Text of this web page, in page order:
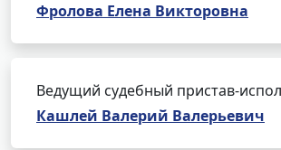
Фролова Елена Викторовна
Ведущий судебный пристав-
Кашлей Валерий Валерьевич